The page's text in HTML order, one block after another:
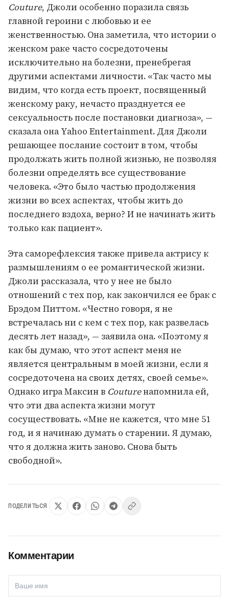
Couture, Джоли особенно поразила связь
главной героини с любовью и ее
женственностью. Она заметила, что истории о
женском раке часто сосредоточены
исключительно на болезни, пренебрегая
другими аспектами личности. «Так часто мы
видим, что когда есть проект, посвященный
женскому раку, нечасто празднуется ее
сексуальность после постановки диагноза», —
сказала она Yahoo Entertainment. Для Джоли
решающее послание состоит в том, чтобы
продолжать жить полной жизнью, не позволяя
болезни определять все существование
человека. «Это было частью продолжения
жизни во всех аспектах, чтобы жить до
последнего вздоха, верно? И не начинать жить
только как пациент».
Эта саморефлексия также привела актрису к
размышлениям о ее романтической жизни.
Джоли рассказала, что у нее не было
отношений с тех пор, как закончился ее брак с
Брэдом Питтом. «Честно говоря, я не
встречалась ни с кем с тех пор, как развелась
десять лет назад», — заявила она. «Поэтому я
как бы думаю, что этот аспект меня не
является центральным в моей жизни, если я
сосредоточена на своих детях, своей семье».
Однако игра Максин в Coutureнапомнила ей,
что эти два аспекта жизни могут
сосуществовать. «Мне не кажется, что мне 51
год, и я начинаю думать о старении. Я думаю,
что я должна жить заново. Снова быть
свободной».
ПОДЕЛИТЬСЯ
Комментарии